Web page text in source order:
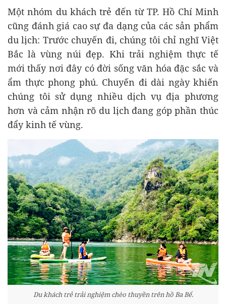
Một nhóm du khách trẻ đến từ TP. Hồ Chí Minh
cũng đánh giá cao sự đa dạng của các sản phẩm
du lịch: Trước chuyến đi, chúng tôi chỉ nghĩ Việt
Bắc là vùng núi đẹp. Khi trải nghiệm thực tế
mới thấy nơi đây có đời sống văn hóa đặc sắc và
ẩm thực phong phú. Chuyến đi dài ngày khiến
chúng tôi sử dụng nhiều dịch vụ địa phương
hơn và cảm nhận rõ du lịch đang góp phần thúc
đẩy kinh tế vùng.
Du khách trẻ trải nghiệm chèo thuyền trên hồ Ba Bể.